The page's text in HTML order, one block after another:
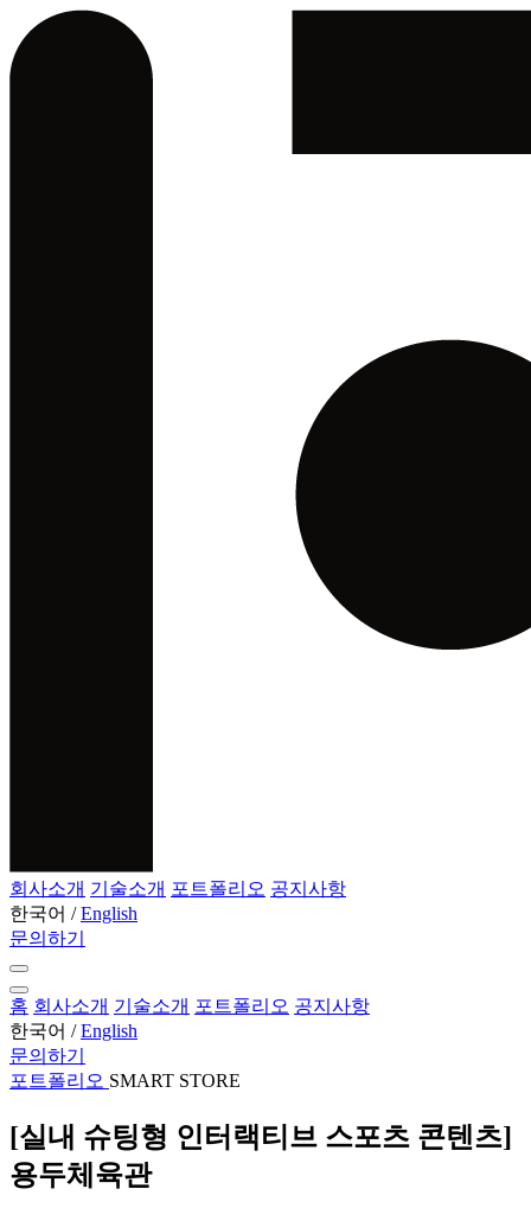
회사소개 기술소개 포트폴리오 공지사항
한국어 / English
문의하기
홈 회사소개 기술소개 포트폴리오 공지사항
한국어 / English
문의하기
포트폴리오 SMART STORE
[실내 슈팅형 인터랙티브 스포츠 콘텐츠]
용두체육관